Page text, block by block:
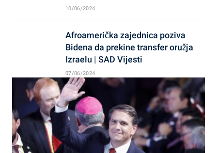
10/06/2024
Afroamerička zajednica poziva
Bidena da prekine transfer oružja
Izraelu | SAD Vijesti
07/06/2024